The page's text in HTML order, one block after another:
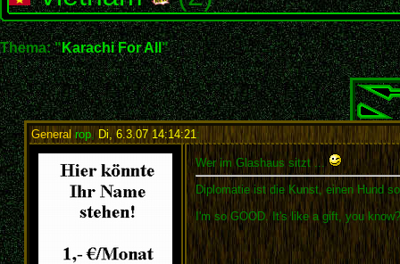
Thema: "Karachi For All"
General rop, Di, 6.3.07 14:14:21 :
Wer im Glashaus sitzt ...
Diplomatie ist die Kunst, einen Hund
I'm so GOOD. It's like a gift, you